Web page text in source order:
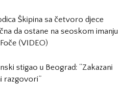
Škipina sa četvoro djece
da ostane na seoskom imanju
(VIDEO)
stigao u Beograd: “Zakazani
razgovori”